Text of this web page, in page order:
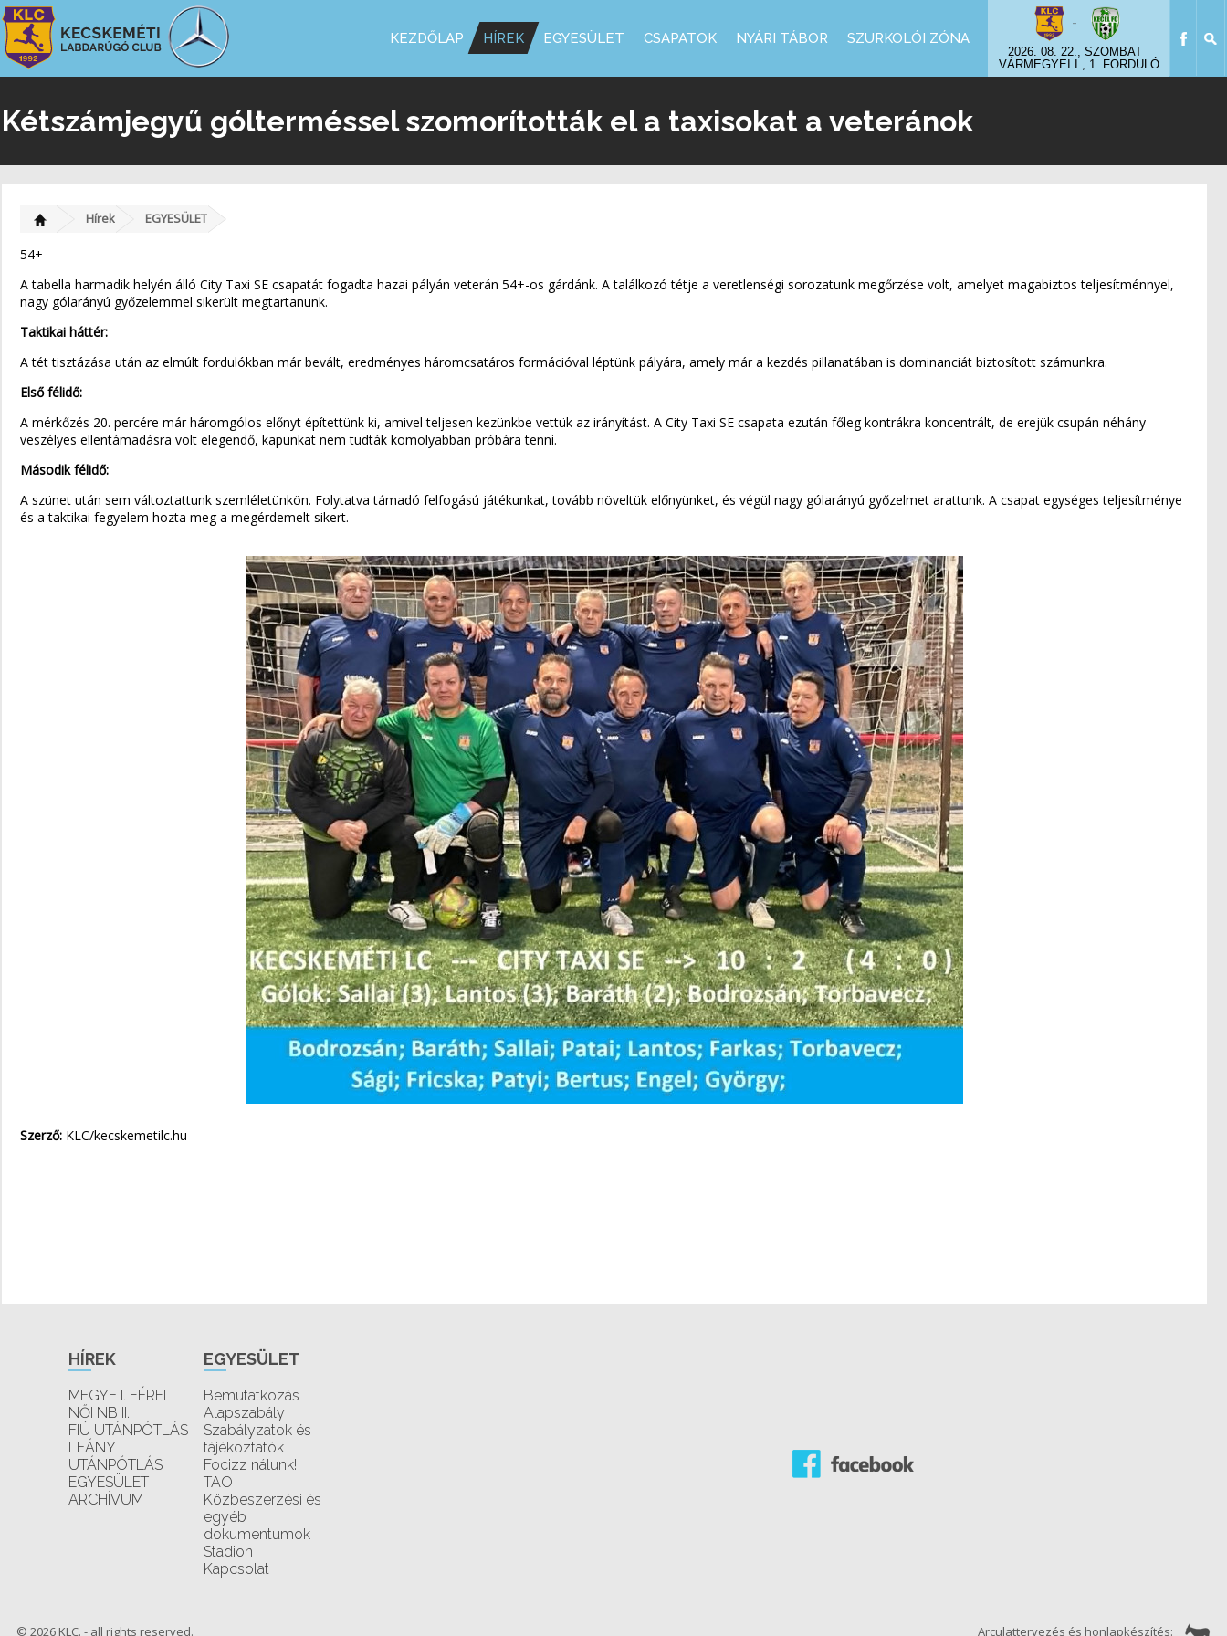
-
2026. 08. 22., SZOMBAT
VÁRMEGYEI I., 1. FORDULÓ
KEZDŐLAP HÍREK EGYESÜLET CSAPATOK NYÁRI TÁBOR SZURKOLÓI ZÓNA
Kétszámjegyű gólterméssel szomorították el a taxisokat a veteránok
Hírek EGYESÜLET
54+
A tabella harmadik helyén álló City Taxi SE csapatát fogadta hazai pályán veterán 54+-os gárdánk. A találkozó tétje a veretlenségi sorozatunk megőrzése volt, amelyet magabiztos teljesítménnyel,
nagy gólarányú győzelemmel sikerült megtartanunk.
Taktikai háttér:
A tét tisztázása után az elmúlt fordulókban már bevált, eredményes háromcsatáros formációval léptünk pályára, amely már a kezdés pillanatában is dominanciát biztosított számunkra.
Első félidő:
A mérkőzés 20. percére már háromgólos előnyt építettünk ki, amivel teljesen kezünkbe vettük az irányítást. A City Taxi SE csapata ezután főleg kontrákra koncentrált, de erejük csupán néhány
veszélyes ellentámadásra volt elegendő, kapunkat nem tudták komolyabban próbára tenni.
Második félidő:
A szünet után sem változtattunk szemléletünkön. Folytatva támadó felfogású játékunkat, tovább növeltük előnyünket, és végül nagy gólarányú győzelmet arattunk. A csapat egységes teljesítménye
és a taktikai fegyelem hozta meg a megérdemelt sikert.
Szerző: KLC/kecskemetilc.hu
HÍREK
MEGYE I. FÉRFI
NŐI NB II.
FIÚ UTÁNPÓTLÁS
LEÁNY
UTÁNPÓTLÁS
EGYESÜLET
ARCHÍVUM
EGYESÜLET
Bemutatkozás
Alapszabály
Szabályzatok és
tájékoztatók
Focizz nálunk!
TAO
Közbeszerzési és
egyéb
dokumentumok
Stadion
Kapcsolat
© 2026 KLC. - all rights reserved. Arculattervezés és honlapkészítés: